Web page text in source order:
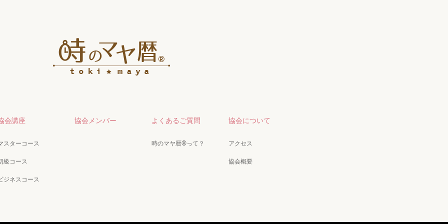
会講座
スターコース
級コース
ジネスコース
協会メンバー よくあるご質問
時のマヤ暦®って？
協会について
アクセス
協会概要